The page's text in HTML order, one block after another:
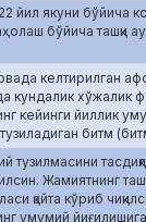
йил якуни бўйича
бўйича ташқи
келтирилган
кундалик хўжалик
кейинги йиллик
битм
тузилмасини
Жамиятнинг
қайта кўриб
умумий